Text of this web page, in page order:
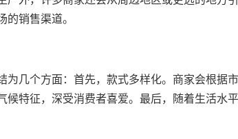
销售渠道。
几个方面：首先，款式多样化。商家会根
特征，深受消费者喜爱。最后，随着生活